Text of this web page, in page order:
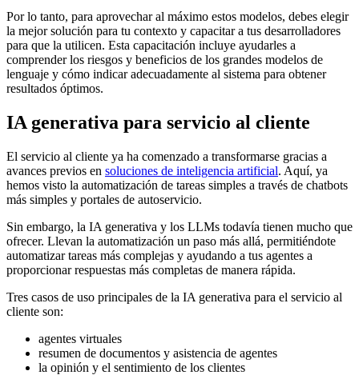
Por lo tanto, para aprovechar al máximo estos modelos, debes elegir
la mejor solución para tu contexto y capacitar a tus desarrolladores
para que la utilicen. Esta capacitación incluye ayudarles a
comprender los riesgos y beneficios de los grandes modelos de
lenguaje y cómo indicar adecuadamente al sistema para obtener
resultados óptimos.
IA generativa para servicio al cliente
El servicio al cliente ya ha comenzado a transformarse gracias a
avances previos en soluciones de inteligencia artificial. Aquí, ya
hemos visto la automatización de tareas simples a través de chatbots
más simples y portales de autoservicio.
Sin embargo, la IA generativa y los LLMs todavía tienen mucho que
ofrecer. Llevan la automatización un paso más allá, permitiéndote
automatizar tareas más complejas y ayudando a tus agentes a
proporcionar respuestas más completas de manera rápida.
Tres casos de uso principales de la IA generativa para el servicio al
cliente son:
agentes virtuales
resumen de documentos y asistencia de agentes
la opinión y el sentimiento de los clientes